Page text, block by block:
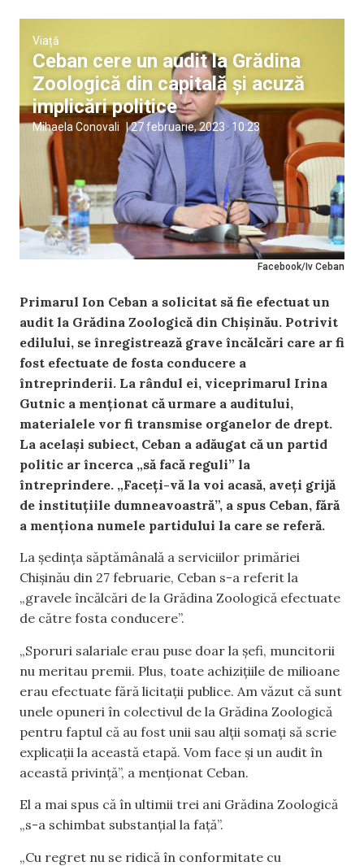
Facebook/Iv Ceban
Viață
Ceban cere un audit la Grădina
Zoologică din capitală și acuză
implicări politice
Mihaela Conovali |27 februarie, 2023 10:23
Primarul Ion Ceban a solicitat să fie efectuat un
audit la Grădina Zoologică din Chișinău. Potrivit
edilului, se înregistrează grave încălcări care ar fi
fost efectuate de fosta conducere a
întreprinderii. La rândul ei, viceprimarul Irina
Gutnic a menționat că urmare a auditului,
materialele vor fi transmise organelor de drept.
La același subiect, Ceban a adăugat că un partid
politic ar încerca „să facă reguli” la
întreprindere. „Faceți-vă la voi acasă, aveți grijă
de instituțiile dumneavoastră”, a spus Ceban, fără
a menționa numele partidului la care se referă.
La ședința săptămânală a serviciilor primăriei
Chișinău din 27 februarie, Ceban s-a referit la
„gravele încălcări de la Grădina Zoologică efectuate
de către fosta conducere”.
„Sporuri salariale erau puse doar la șefi, muncitorii
nu meritau premii. Plus, toate achizițiile de milioane
erau efectuate fără licitații publice. Am văzut că sunt
unele opuneri în colectivul de la Grădina Zoologică
pentru faptul că au fost unii sau alții somați să scrie
explicații la această etapă. Vom face și un audit în
această privință”, a menționat Ceban.
El a mai spus că în ultimii trei ani Grădina Zoologică
„s-a schimbat substanțial la față”.
„Cu regret nu se ridică în conformitate cu